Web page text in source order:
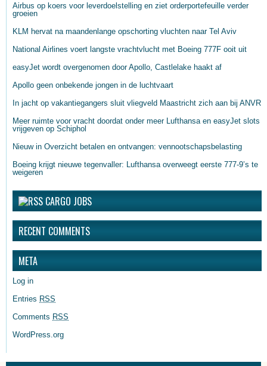
Airbus op koers voor leverdoelstelling en ziet orderportefeuille verder
groeien
KLM hervat na maandenlange opschorting vluchten naar Tel Aviv
National Airlines voert langste vrachtvlucht met Boeing 777F ooit uit
easyJet wordt overgenomen door Apollo, Castlelake haakt af
Apollo geen onbekende jongen in de luchtvaart
In jacht op vakantiegangers sluit vliegveld Maastricht zich aan bij ANVR
Meer ruimte voor vracht doordat onder meer Lufthansa en easyJet slots
vrijgeven op Schiphol
Nieuw in Overzicht betalen en ontvangen: vennootschapsbelasting
Boeing krijgt nieuwe tegenvaller: Lufthansa overweegt eerste 777-9’s te
weigeren
CARGO JOBS
RECENT COMMENTS
META
Log in
Entries RSS
Comments RSS
WordPress.org